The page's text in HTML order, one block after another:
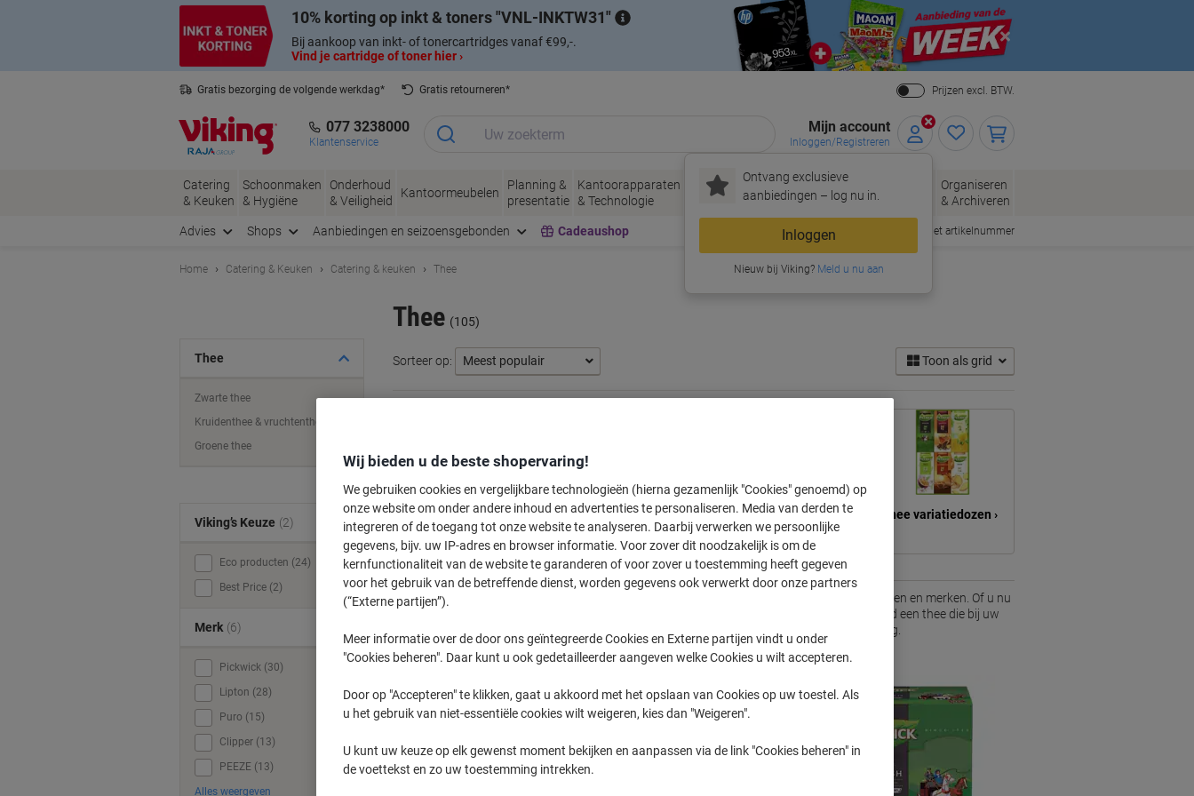
10% korting op inkt & toners VNL-INKTW31
Bij aankoop van inkt- of tonercartridges vanaf €99,-.
Vind je cartridge of toner hier ›
Close
Gratis bezorging de volgende werkdag*
Gratis retourneren*
Prijzen excl. BTW.
077 3238000
Klantenservice
Mijn account
Inloggen/Registreren
Ontvang exclusieve
aanbiedingen – log nu in.
Inloggen
Nieuw bij Viking?Meld u nu aan
Catering
& Keuken
Schoonmaken
& Hygiëne
Onderhoud
& Veiligheid
Kantoormeubelen
Planning &
presentatie
Kantoorapparaten
& Technologie
Inkt &
Toner
Papier, Enveloppen
& Verpakken
Kantoorartikelen
Organiseren
& Archiveren
Advies Shops Aanbiedingen en seizoensgebonden Cadeaushop Snel bestellen met artikelnummer
Home Catering & Keuken Catering & keuken Thee
Thee (105)
Sorteer op: Toon als grid
Groene thee ›
Kruiden- &
vruchtenthee ›
Zwarte thee › Thee variatiedozen ›
Welkom bij onze thee-categorie, waar u kunt genieten van een uitgebreide selectie aan smaken en merken. Of u nu
op zoek bent naar Eco producten, de Best Price of aantrekkelijke Promoties, u vindt hier altijd een thee die bij uw
smaak past. Verken ons assortiment en ontdek de perfecte thee voor elk moment van de dag.
Viking’s Keuze (2)
Eco producten (24)
Best Price (2)
Merk (6)
Pickwick (30)
Lipton (28)
Puro (15)
Clipper (13)
PEEZE (13)
Alles weergeven
Thee
Zwarte thee
Kruidenthee & vruchtenthee
Groene thee
Wij bieden u de beste shopervaring!
We gebruiken cookies en vergelijkbare technologieën (hierna gezamenlijk "Cookies" genoemd) op
onze website om onder andere inhoud en advertenties te personaliseren. Media van derden te
integreren of de toegang tot onze website te analyseren. Daarbij verwerken we persoonlijke
gegevens, bijv. uw IP-adres en browser informatie. Voor zover dit noodzakelijk is om de
kernfunctionaliteit van de website te garanderen of voor zover u toestemming heeft gegeven
voor het gebruik van de betreffende dienst, worden gegevens ook verwerkt door onze partners
(“Externe partijen”).
Meer informatie over de door ons geïntegreerde Cookies en Externe partijen vindt u onder
"Cookies beheren". Daar kunt u ook gedetailleerder aangeven welke Cookies u wilt accepteren.
Door op "Accepteren" te klikken, gaat u akkoord met het opslaan van Cookies op uw toestel. Als
u het gebruik van niet-essentiële cookies wilt weigeren, kies dan "Weigeren".
U kunt uw keuze op elk gewenst moment bekijken en aanpassen via de link "Cookies beheren" in
de voettekst en zo uw toestemming intrekken.